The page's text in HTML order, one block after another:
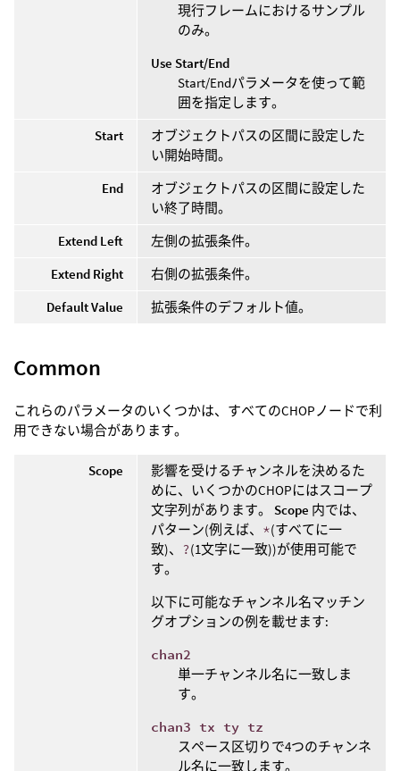
現行フレームにおけるサンプル
のみ。
Use Start/End
Start/Endパラメータを使って範
囲を指定します。
Start
オブジェクトパスの区間に設定した
い開始時間。
End
オブジェクトパスの区間に設定した
い終了時間。
Extend Left
左側の拡張条件。
Extend Right
右側の拡張条件。
Default Value
拡張条件のデフォルト値。
Common
これらのパラメータのいくつかは、すべてのCHOPノードで利
用できない場合があります。
Scope
影響を受けるチャンネルを決めるた
めに、いくつかのCHOPにはスコープ
文字列があります。 Scope 内では、
パターン(例えば、 *(すべてに一
致)、
?(1文字に一致))が使用可能で
す。
以下に可能なチャンネル名マッチン
グオプションの例を載せます:
chan2
単一チャンネル名に一致しま
す。
chan3 tx ty tz
スペース区切りで4つのチャンネ
ル名に一致します。